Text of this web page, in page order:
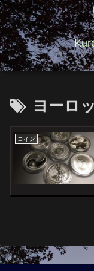
ヨーロ
コイン